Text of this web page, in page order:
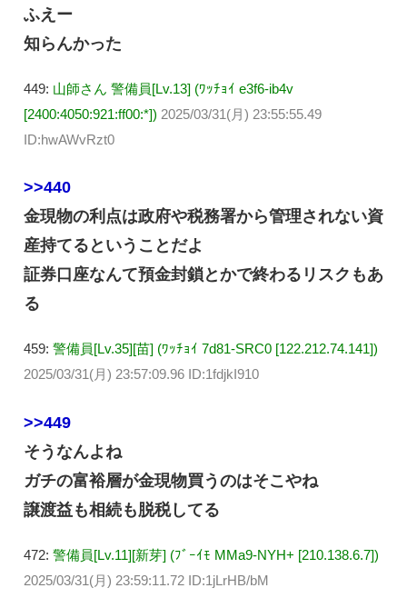
ふえー
知らんかった
449: 山師さん 警備員[Lv.13] (ﾜｯﾁｮｲ e3f6-ib4v
[2400:4050:921:ff00:*]) 2025/03/31(月) 23:55:55.49
ID:hwAWvRzt0
>>440
金現物の利点は政府や税務署から管理されない資
産持てるということだよ
証券口座なんて預金封鎖とかで終わるリスクもあ
る
459: 警備員[Lv.35][苗] (ﾜｯﾁｮｲ 7d81-SRC0 [122.212.74.141])
2025/03/31(月) 23:57:09.96 ID:1fdjkI910
>>449
そうなんよね
ガチの富裕層が金現物買うのはそこやね
譲渡益も相続も脱税してる
472: 警備員[Lv.11][新芽] (ﾌﾞｰｲﾓ MMa9-NYH+ [210.138.6.7])
2025/03/31(月) 23:59:11.72 ID:1jLrHB/bM